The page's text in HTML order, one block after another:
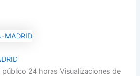
público 24 horas Visualizaciones de